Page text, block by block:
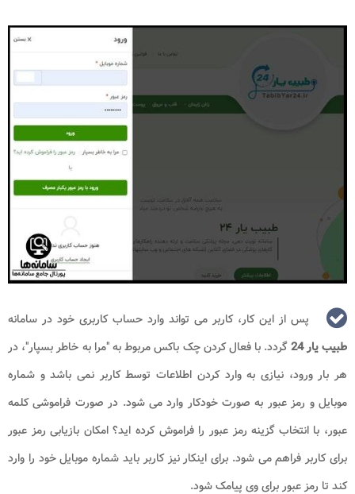
پس از این کار، کاربر می تواند وارد حساب کاربری خود در سامانه
طبیب یار 24
گردد. با فعال کردن چک باکس مربوط به "مرا به خاطر بسپار"، در
هر بار ورود، نیازی به وارد کردن اطلاعات توسط کاربر نمی باشد و شماره
موبایل و رمز عبور به صورت خودکار وارد می شود. در صورت فراموشی کلمه
عبور، با انتخاب گزینه رمز عبور را فراموش کرده اید؟ امکان بازیابی رمز عبور
برای کاربر فراهم می شود. برای اینکار نیز کاربر باید شماره موبایل خود را وارد
کند تا رمز عبور برای وی پیامک شود.